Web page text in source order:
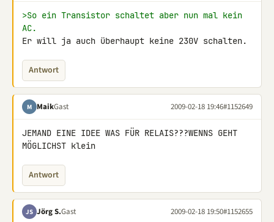
>So ein Transistor schaltet aber nun mal kein
AC.
Er will ja auch überhaupt keine 230V schalten.
Antwort
M MaikGast 2009-02-18 19:46#1152649
JEMAND EINE IDEE WAS FÜR RELAIS???WENNS GEHT
MÖGLICHST klein
Antwort
JS Jörg S.Gast 2009-02-18 19:50#1152655